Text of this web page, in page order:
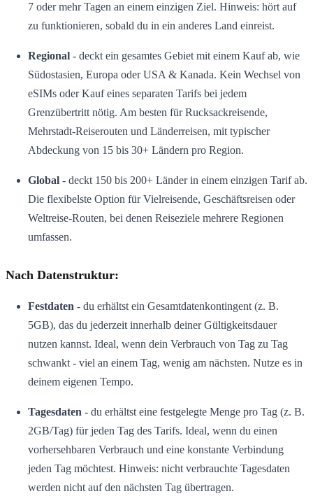
7 oder mehr Tagen an einem einzigen Ziel. Hinweis: hört auf
zu funktionieren, sobald du in ein anderes Land einreist.
Regional - deckt ein gesamtes Gebiet mit einem Kauf ab, wie
Südostasien, Europa oder USA & Kanada. Kein Wechsel von
eSIMs oder Kauf eines separaten Tarifs bei jedem
Grenzübertritt nötig. Am besten für Rucksackreisende,
Mehrstadt-Reiserouten und Länderreisen, mit typischer
Abdeckung von 15 bis 30+ Ländern pro Region.
Global - deckt 150 bis 200+ Länder in einem einzigen Tarif ab.
Die flexibelste Option für Vielreisende, Geschäftsreisen oder
Weltreise-Routen, bei denen Reiseziele mehrere Regionen
umfassen.
Nach Datenstruktur:
Festdaten - du erhältst ein Gesamtdatenkontingent (z. B.
5GB), das du jederzeit innerhalb deiner Gültigkeitsdauer
nutzen kannst. Ideal, wenn dein Verbrauch von Tag zu Tag
schwankt - viel an einem Tag, wenig am nächsten. Nutze es in
deinem eigenen Tempo.
Tagesdaten - du erhältst eine festgelegte Menge pro Tag (z. B.
2GB/Tag) für jeden Tag des Tarifs. Ideal, wenn du einen
vorhersehbaren Verbrauch und eine konstante Verbindung
jeden Tag möchtest. Hinweis: nicht verbrauchte Tagesdaten
werden nicht auf den nächsten Tag übertragen.